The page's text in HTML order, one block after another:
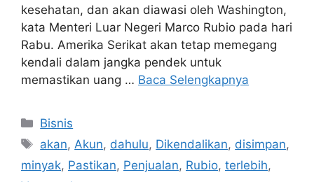
kesehatan, dan akan diawasi oleh Washington,
kata Menteri Luar Negeri Marco Rubio pada hari
Rabu. Amerika Serikat akan tetap memegang
kendali dalam jangka pendek untuk
memastikan uang … Baca Selengkapnya
Kategori
Bisnis
Tag
akan, Akun, dahulu, Dikendalikan, disimpan,
minyak, Pastikan, Penjualan, Rubio, terlebih,